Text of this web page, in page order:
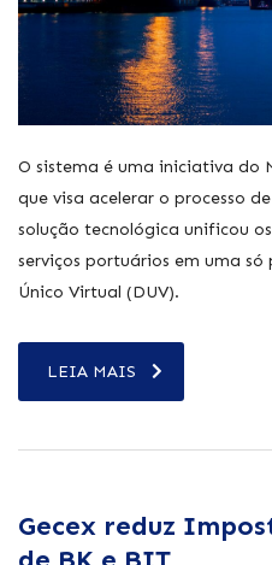
O sistema é uma iniciativa do
que visa acelerar o processo
solução tecnológica unificou
serviços portuários em uma
Único Virtual (DUV).
LEIA MAIS
Gecex reduz